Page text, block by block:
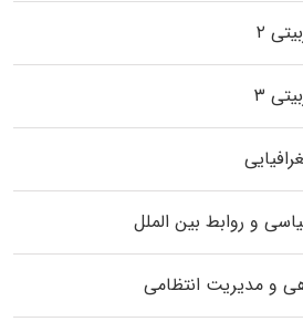
۲
۳
و روابط بین الملل
و مدیریت انتظامی